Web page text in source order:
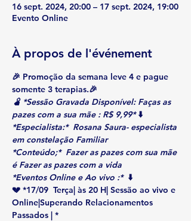
16 sept. 2024, 20:00 – 17 sept. 2024, 19:00
Evento Online
À propos de l'événement
🎉 Promoção da semana leve 4 e pague
somente 3 terapias.🎉
🫄 *Sessão Gravada Disponível: Faças as
pazes com a sua mãe : R$ 9,99* ⬇️
*Especialista:*  Rosana Saura- especialista
em constelação Familiar
*Conteúdo;*  Fazer as pazes com sua mãe
é Fazer as pazes com a vida
*Eventos Online e Ao vivo :* ⬇️
💔 *17/09  Terça| às 20 H| Sessão ao vivo e
Online|Superando Relacionamentos
Passados | *